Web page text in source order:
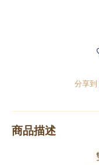
分享到
商品描述